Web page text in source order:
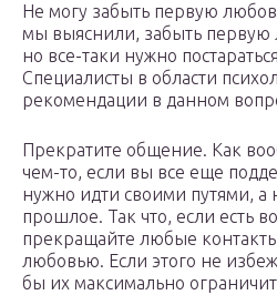
Не могу забыть первую
мы выяснили, забыть первую
но все-таки нужно
Специалисты в области
рекомендации в данном
Прекратите общение. Как
чем-то, если вы все еще
нужно идти своими путями, а
прошлое. Так что, если есть
прекращайте любые
любовью. Если этого не
бы их максимально